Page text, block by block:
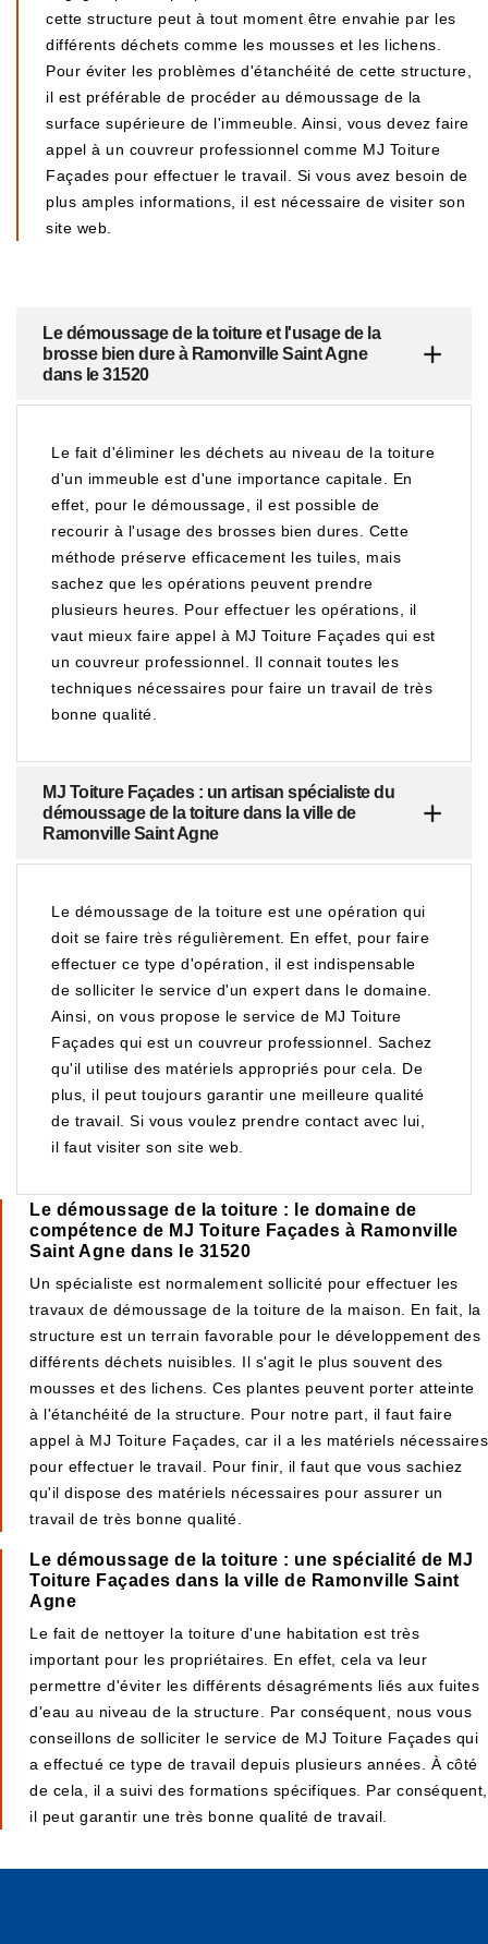
cette structure peut à tout moment être envahie par les
différents déchets comme les mousses et les lichens.
Pour éviter les problèmes d'étanchéité de cette structure,
il est préférable de procéder au démoussage de la
surface supérieure de l'immeuble. Ainsi, vous devez faire
appel à un couvreur professionnel comme MJ Toiture
Façades pour effectuer le travail. Si vous avez besoin de
plus amples informations, il est nécessaire de visiter son
site web.
Le démoussage de la toiture et l'usage de la
brosse bien dure à Ramonville Saint Agne
dans le 31520
Le fait d'éliminer les déchets au niveau de la toiture
d'un immeuble est d'une importance capitale. En
effet, pour le démoussage, il est possible de
recourir à l'usage des brosses bien dures. Cette
méthode préserve efficacement les tuiles, mais
sachez que les opérations peuvent prendre
plusieurs heures. Pour effectuer les opérations, il
vaut mieux faire appel à MJ Toiture Façades qui est
un couvreur professionnel. Il connait toutes les
techniques nécessaires pour faire un travail de très
bonne qualité.
MJ Toiture Façades : un artisan spécialiste du
démoussage de la toiture dans la ville de
Ramonville Saint Agne
Le démoussage de la toiture est une opération qui
doit se faire très régulièrement. En effet, pour faire
effectuer ce type d'opération, il est indispensable
de solliciter le service d'un expert dans le domaine.
Ainsi, on vous propose le service de MJ Toiture
Façades qui est un couvreur professionnel. Sachez
qu'il utilise des matériels appropriés pour cela. De
plus, il peut toujours garantir une meilleure qualité
de travail. Si vous voulez prendre contact avec lui,
il faut visiter son site web.
Le démoussage de la toiture : le domaine de
compétence de MJ Toiture Façades à Ramonville
Saint Agne dans le 31520
Un spécialiste est normalement sollicité pour effectuer les
travaux de démoussage de la toiture de la maison. En fait, la
structure est un terrain favorable pour le développement des
différents déchets nuisibles. Il s'agit le plus souvent des
mousses et des lichens. Ces plantes peuvent porter atteinte
à l'étanchéité de la structure. Pour notre part, il faut faire
appel à MJ Toiture Façades, car il a les matériels nécessaires
pour effectuer le travail. Pour finir, il faut que vous sachiez
qu'il dispose des matériels nécessaires pour assurer un
travail de très bonne qualité.
Le démoussage de la toiture : une spécialité de MJ
Toiture Façades dans la ville de Ramonville Saint
Agne
Le fait de nettoyer la toiture d'une habitation est très
important pour les propriétaires. En effet, cela va leur
permettre d'éviter les différents désagréments liés aux fuites
d'eau au niveau de la structure. Par conséquent, nous vous
conseillons de solliciter le service de MJ Toiture Façades qui
a effectué ce type de travail depuis plusieurs années. À côté
de cela, il a suivi des formations spécifiques. Par conséquent,
il peut garantir une très bonne qualité de travail.